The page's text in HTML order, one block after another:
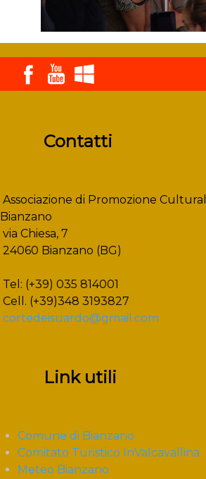
Contatti
Associazione di Promozione
Bianzano
via Chiesa, 7
24060 Bianzano (BG)
Tel: (+39) 035 814001
Cell. (+39)348 3193827
cortedeisuardo@gmail.com
Link utili
Comune di Bianzano
Comitato Turistico InValcavallina
Meteo Bianzano